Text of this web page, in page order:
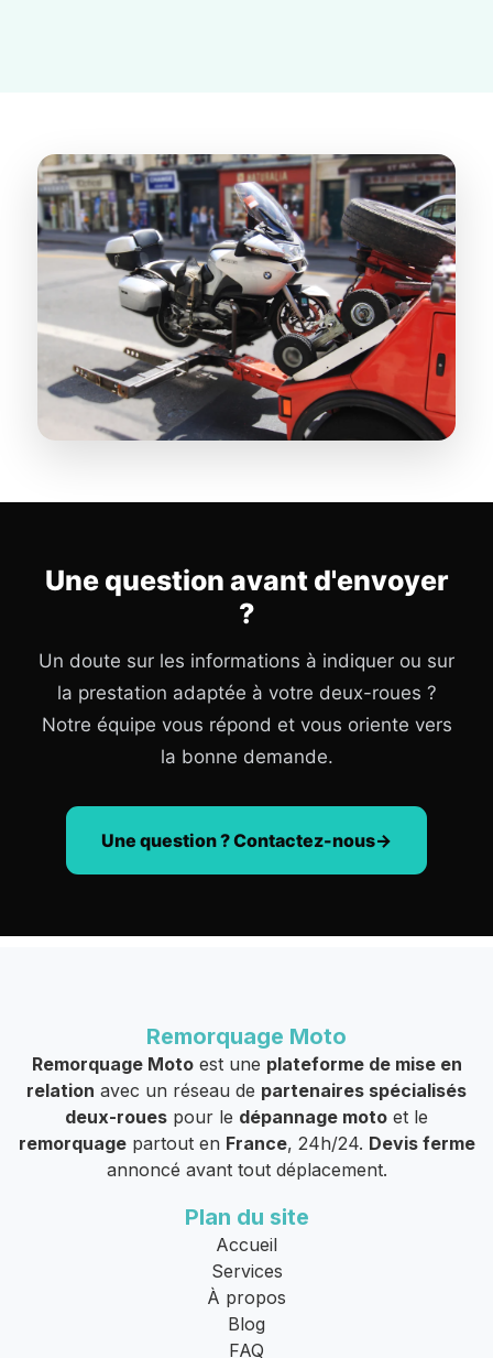
Une question avant d'envoyer
?
Un doute sur les informations à indiquer ou sur
la prestation adaptée à votre deux-roues ?
Notre équipe vous répond et vous oriente vers
la bonne demande.
Une question ? Contactez-nous
Remorquage Moto
Remorquage Motoest une plateforme de mise en
relation avec un réseau de partenaires spécialisés
deux-roues pour le dépannage moto et le
remorquagepartout en France, 24h/24. Devis ferme
annoncé avant tout déplacement.
Plan du site
Accueil
Services
À propos
Blog
FAQ